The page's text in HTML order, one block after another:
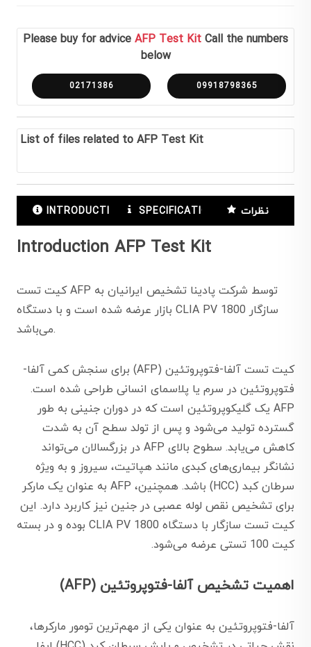
Please buy for advice AFP Test Kit Call the numbers
below
02171386 09918798365
List of files related to AFP Test Kit
INTRODUCTION SPECIFICATIONS نظرات
Introduction AFP Test Kit
کیت تست AFP توسط شرکت پادینا تشخیص ایرانیان به
بازار عرضه شده است و با دستگاه CLIA PV 1800 سازگار
می‌باشد.
کیت تست آلفا-فتوپروتئین (AFP) برای سنجش کمی آلفا-
فتوپروتئین در سرم یا پلاسمای انسانی طراحی شده است.
AFP یک گلیکوپروتئین است که در دوران جنینی به طور
گسترده تولید می‌شود و پس از تولد سطح آن به شدت
کاهش می‌یابد. سطوح بالای AFP در بزرگسالان می‌تواند
نشانگر بیماری‌های کبدی مانند هپاتیت، سیروز و به ویژه
سرطان کبد (HCC) باشد. همچنین، AFP به عنوان یک مارکر
برای تشخیص نقص لوله عصبی در جنین نیز کاربرد دارد. این
کیت تست سازگار با دستگاه CLIA PV 1800 بوده و در بسته
کیت 100 تستی عرضه می‌شود.
اهمیت تشخیص آلفا-فتوپروتئین (AFP)
آلفا-فتوپروتئین به عنوان یکی از مهم‌ترین تومور مارکرها،